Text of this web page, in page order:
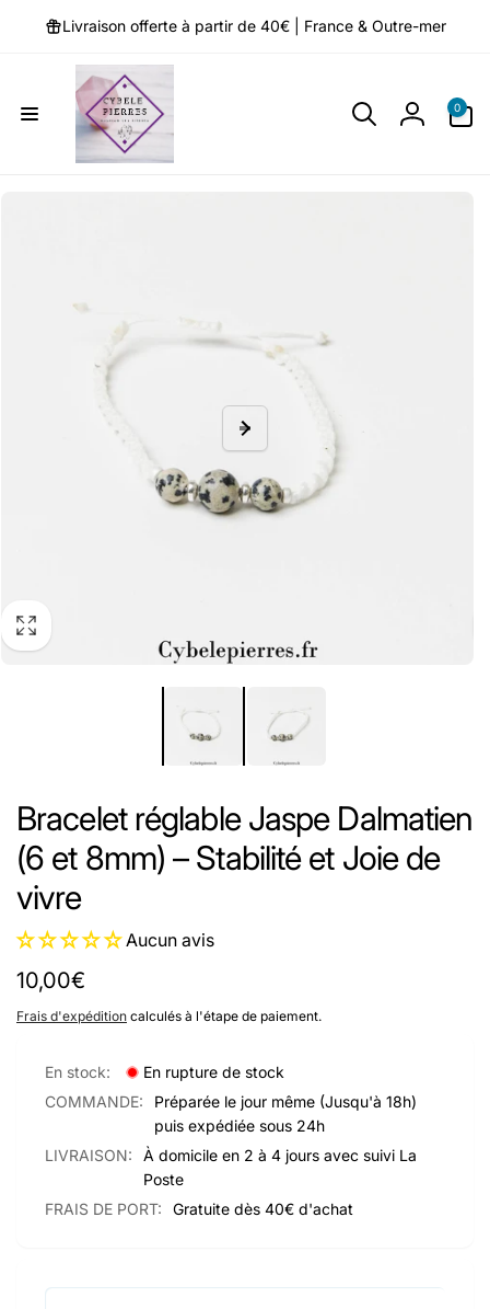
passer Livraison offerte à partir de 40€ | France & Outre-mer
0
0 article
Bracelet réglable Jaspe Dalmatien
(6 et 8mm) – Stabilité et Joie de
vivre
Aucun avis
Prix
habituel
10,00€
Frais d'expédition calculés à l'étape de paiement.
En stock:
En rupture de stock
COMMANDE:
Préparée le jour même (Jusqu'à 18h)
puis expédiée sous 24h
LIVRAISON:
À domicile en 2 à 4 jours avec suivi La
Poste
FRAIS DE PORT:
Gratuite dès 40€ d'achat